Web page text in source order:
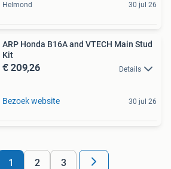
Helmond 30 jul 26
ARP Honda B16A and VTECH Main Stud
Kit
€ 209,26 Details
Bezoek website 30 jul 26
1 2 3